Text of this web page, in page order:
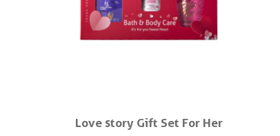
Love story Gift Set For Her